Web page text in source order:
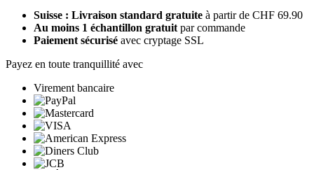
Suisse : Livraison standard gratuite à partir de CHF 69.90
Au moins 1 échantillon gratuit par commande
Paiement sécurisé avec cryptage SSL
Payez en toute tranquillité avec
Virement bancaire